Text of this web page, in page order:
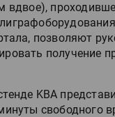
вдвое),
позволяют
получение
KBA
свободного